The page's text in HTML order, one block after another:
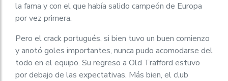
la fama y con el que había salido campeón de Europa
por vez primera.
Pero el crack portugués, si bien tuvo un buen comienzo
y anotó goles importantes, nunca pudo acomodarse del
todo en el equipo. Su regreso a Old Trafford estuvo
por debajo de las expectativas. Más bien, el club